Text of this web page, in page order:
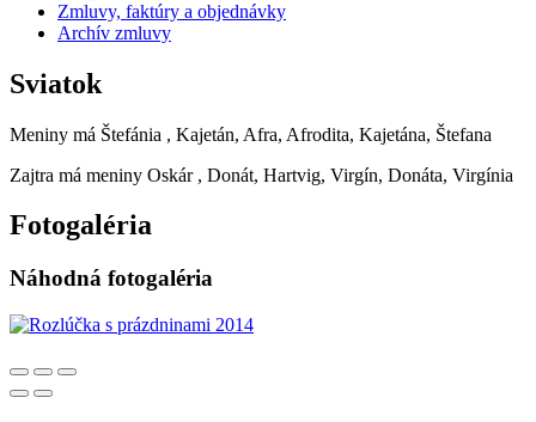
Zmluvy, faktúry a objednávky
Archív zmluvy
Sviatok
Meniny má Štefánia , Kajetán, Afra, Afrodita, Kajetána, Štefana
Zajtra má meniny Oskár , Donát, Hartvig, Virgín, Donáta, Virgínia
Fotogaléria
Náhodná fotogaléria